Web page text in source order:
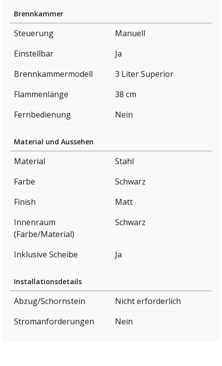
Brennkammer
Steuerung
Manuell
Einstellbar
Ja
Brennkammermodell
3 Liter Superior
Flammenlänge
38 cm
Fernbedienung
Nein
Material und Aussehen
Material
Stahl
Farbe
Schwarz
Finish
Matt
Innenraum
(Farbe/Material)
Schwarz
Inklusive Scheibe Ja
Installationsdetails
Abzug/Schornstein
Nicht erforderlich
Stromanforderungen
Nein